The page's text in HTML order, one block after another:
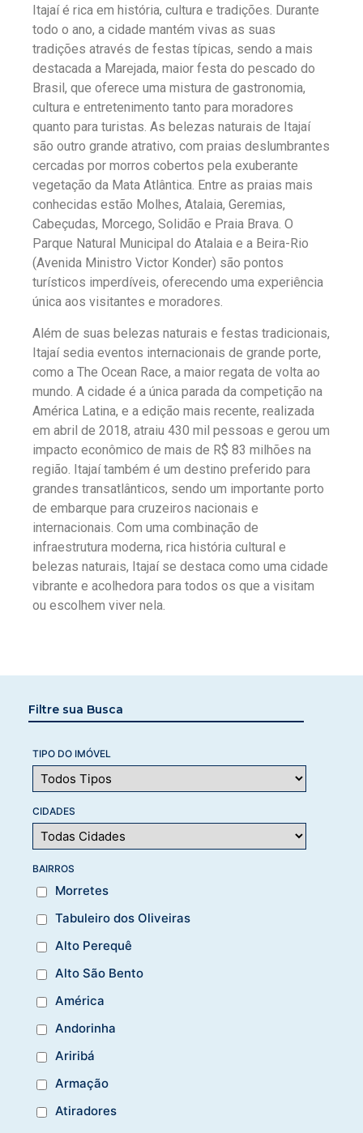
Filtre sua Busca
TIPO DO IMÓVEL
CIDADES
BAIRROS
Morretes
Tabuleiro dos Oliveiras
Alto Perequê
Alto São Bento
América
Andorinha
Ariribá
Armação
Atiradores
Itajaí é rica em história, cultura e tradições. Durante
todo o ano, a cidade mantém vivas as suas
tradições através de festas típicas, sendo a mais
destacada a Marejada, maior festa do pescado do
Brasil, que oferece uma mistura de gastronomia,
cultura e entretenimento tanto para moradores
quanto para turistas. As belezas naturais de Itajaí
são outro grande atrativo, com praias deslumbrantes
cercadas por morros cobertos pela exuberante
vegetação da Mata Atlântica. Entre as praias mais
conhecidas estão Molhes, Atalaia, Geremias,
Cabeçudas, Morcego, Solidão e Praia Brava. O
Parque Natural Municipal do Atalaia e a Beira-Rio
(Avenida Ministro Victor Konder) são pontos
turísticos imperdíveis, oferecendo uma experiência
única aos visitantes e moradores.
Além de suas belezas naturais e festas tradicionais,
Itajaí sedia eventos internacionais de grande porte,
como a The Ocean Race, a maior regata de volta ao
mundo. A cidade é a única parada da competição na
América Latina, e a edição mais recente, realizada
em abril de 2018, atraiu 430 mil pessoas e gerou um
impacto econômico de mais de R$ 83 milhões na
região. Itajaí também é um destino preferido para
grandes transatlânticos, sendo um importante porto
de embarque para cruzeiros nacionais e
internacionais. Com uma combinação de
infraestrutura moderna, rica história cultural e
belezas naturais, Itajaí se destaca como uma cidade
vibrante e acolhedora para todos os que a visitam
ou escolhem viver nela.